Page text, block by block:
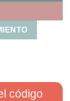
código